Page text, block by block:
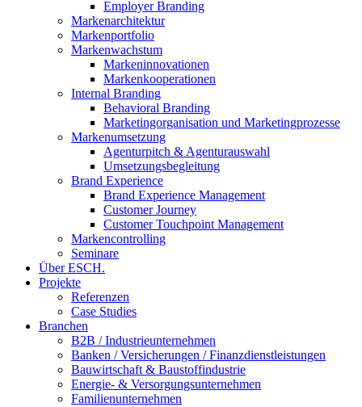
Employer Branding
Markenarchitektur
Markenportfolio
Markenwachstum
Markeninnovationen
Markenkooperationen
Internal Branding
Behavioral Branding
Marketingorganisation und Marketingprozesse
Markenumsetzung
Agenturpitch & Agenturauswahl
Umsetzungsbegleitung
Brand Experience
Brand Experience Management
Customer Journey
Customer Touchpoint Management
Markencontrolling
Seminare
Über ESCH.
Projekte
Referenzen
Case Studies
Branchen
B2B / Industrieunternehmen
Banken / Versicherungen / Finanzdienstleistungen
Bauwirtschaft & Baustoffindustrie
Energie- & Versorgungsunternehmen
Familienunternehmen